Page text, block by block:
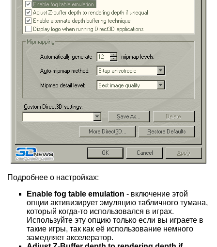
Подробнее о настройках:
Enable fog table emulation - включение этой
опции активизирует эмуляцию табличного тумана,
который когда-то использовался в играх.
Используйте эту опцию только если вы играете в
такие игры, так как её использование немного
замедляет акселератор.